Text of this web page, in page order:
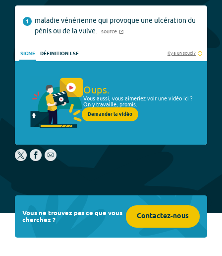
1
maladie vénérienne qui provoque une ulcération du
pénis ou de la vulve.
source
SIGNE DÉFINITION LSF Il y a un souci ?
Oups.
Vous aussi, vous aimeriez voir une vidéo ici ?
On y travaille, promis.
Demander la vidéo
Vous ne trouvez pas ce que vous
cherchez ? Contactez-nous